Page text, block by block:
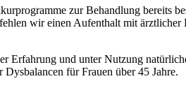
zur Behandlung bereits
wir einen Aufenthalt mit
und unter Nutzung
für Frauen über 45 Jahre.